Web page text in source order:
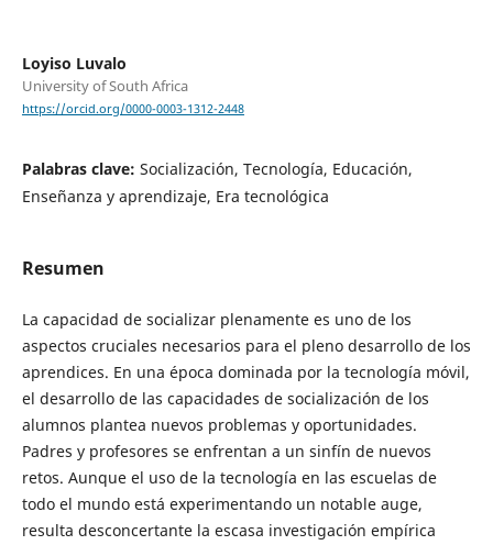
Loyiso Luvalo
University of South Africa
https://orcid.org/0000-0003-1312-2448
Palabras clave: Socialización, Tecnología, Educación,
Enseñanza y aprendizaje, Era tecnológica
Resumen
La capacidad de socializar plenamente es uno de los
aspectos cruciales necesarios para el pleno desarrollo de los
aprendices. En una época dominada por la tecnología móvil,
el desarrollo de las capacidades de socialización de los
alumnos plantea nuevos problemas y oportunidades.
Padres y profesores se enfrentan a un sinfín de nuevos
retos. Aunque el uso de la tecnología en las escuelas de
todo el mundo está experimentando un notable auge,
resulta desconcertante la escasa investigación empírica